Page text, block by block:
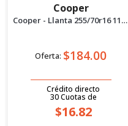
Cooper
Cooper - Llanta 255/70r16 111t
Oferta: $184.00
Crédito directo
30Cuotas de
$16.82